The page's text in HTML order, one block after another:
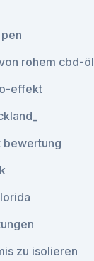
rohem cbd-öl_
effekt
bewertung
zu isolieren